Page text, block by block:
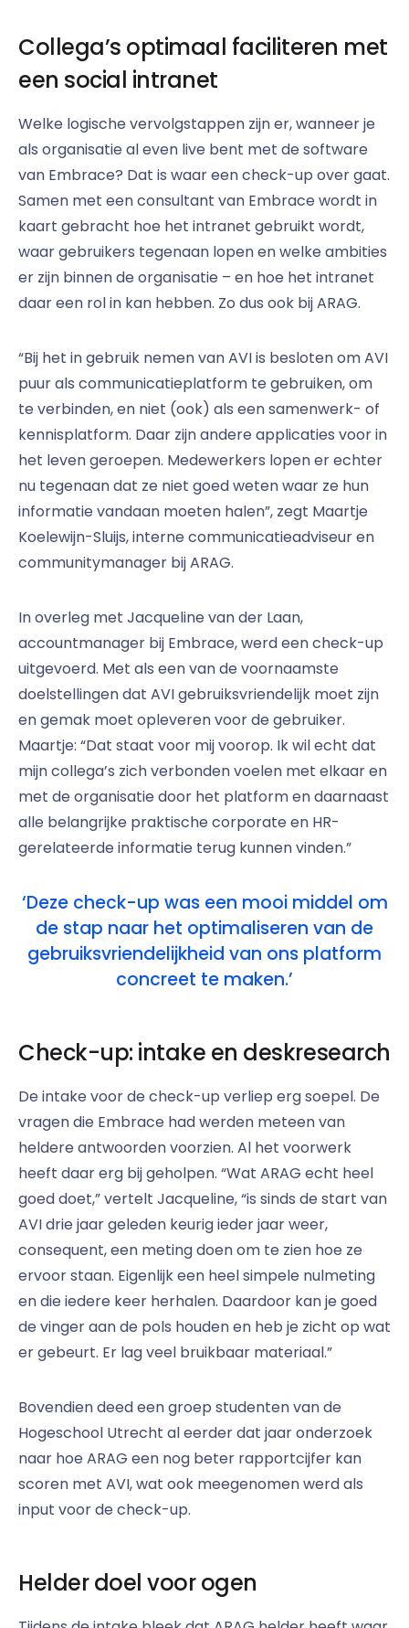
Collega’s optimaal faciliteren met
een social intranet
Welke logische vervolgstappen zijn er, wanneer je
als organisatie al even live bent met de software
van Embrace? Dat is waar een check-up over gaat.
Samen met een consultant van Embrace wordt in
kaart gebracht hoe het intranet gebruikt wordt,
waar gebruikers tegenaan lopen en welke ambities
er zijn binnen de organisatie – en hoe het intranet
daar een rol in kan hebben. Zo dus ook bij ARAG.
“Bij het in gebruik nemen van AVI is besloten om AVI
puur als communicatieplatform te gebruiken, om
te verbinden, en niet (ook) als een samenwerk- of
kennisplatform. Daar zijn andere applicaties voor in
het leven geroepen. Medewerkers lopen er echter
nu tegenaan dat ze niet goed weten waar ze hun
informatie vandaan moeten halen”, zegt Maartje
Koelewijn-Sluijs, interne communicatieadviseur en
communitymanager bij ARAG.
In overleg met Jacqueline van der Laan,
accountmanager bij Embrace, werd een check-up
uitgevoerd. Met als een van de voornaamste
doelstellingen dat AVI gebruiksvriendelijk moet zijn
en gemak moet opleveren voor de gebruiker.
Maartje: “Dat staat voor mij voorop. Ik wil echt dat
mijn collega’s zich verbonden voelen met elkaar en
met de organisatie door het platform en daarnaast
alle belangrijke praktische corporate en HR-
gerelateerde informatie terug kunnen vinden.”
‘Deze check-up was een mooi middel om
de stap naar het optimaliseren van de
gebruiksvriendelijkheid van ons platform
concreet te maken.’
Check-up: intake en deskresearch
De intake voor de check-up verliep erg soepel. De
vragen die Embrace had werden meteen van
heldere antwoorden voorzien. Al het voorwerk
heeft daar erg bij geholpen. “Wat ARAG echt heel
goed doet,” vertelt Jacqueline, “is sinds de start van
AVI drie jaar geleden keurig ieder jaar weer,
consequent, een meting doen om te zien hoe ze
ervoor staan. Eigenlijk een heel simpele nulmeting
en die iedere keer herhalen. Daardoor kan je goed
de vinger aan de pols houden en heb je zicht op wat
er gebeurt. Er lag veel bruikbaar materiaal.”
Bovendien deed een groep studenten van de
Hogeschool Utrecht al eerder dat jaar onderzoek
naar hoe ARAG een nog beter rapportcijfer kan
scoren met AVI, wat ook meegenomen werd als
input voor de check-up.
Helder doel voor ogen